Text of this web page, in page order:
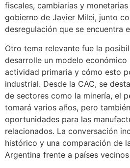
fiscales, cambiarias y
gobierno de Javier Milei, junto
desregulación que se encuentra
Otro tema relevante fue la
desarrolle un modelo económico
actividad primaria y cómo esto
industrial. Desde la CAC, se
de sectores como la minería, el
tomará varios años, pero
oportunidades para las
relacionados. La conversación
histórico y una comparación de
Argentina frente a países